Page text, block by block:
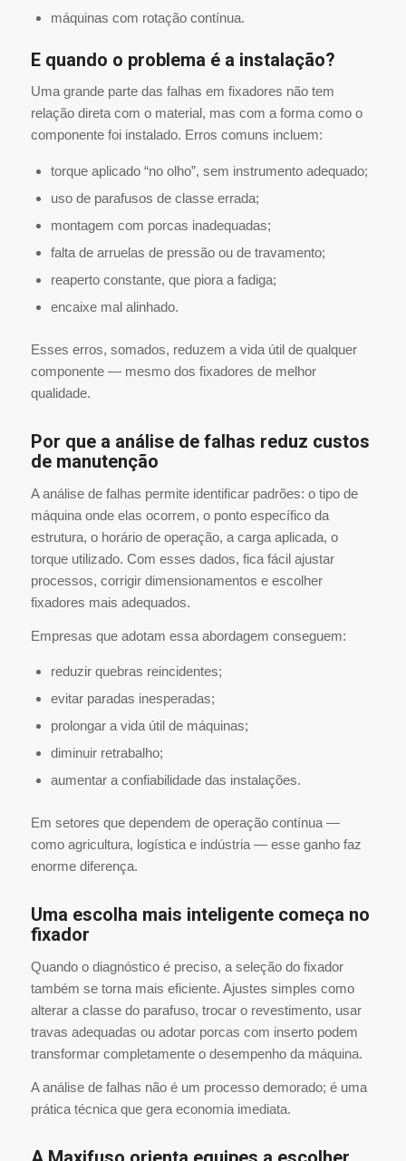
máquinas com rotação contínua.
E quando o problema é a instalação?
Uma grande parte das falhas em fixadores não tem
relação direta com o material, mas com a forma como o
componente foi instalado. Erros comuns incluem:
torque aplicado “no olho”, sem instrumento adequado;
uso de parafusos de classe errada;
montagem com porcas inadequadas;
falta de arruelas de pressão ou de travamento;
reaperto constante, que piora a fadiga;
encaixe mal alinhado.
Esses erros, somados, reduzem a vida útil de qualquer
componente — mesmo dos fixadores de melhor
qualidade.
Por que a análise de falhas reduz custos
de manutenção
A análise de falhas permite identificar padrões: o tipo de
máquina onde elas ocorrem, o ponto específico da
estrutura, o horário de operação, a carga aplicada, o
torque utilizado. Com esses dados, fica fácil ajustar
processos, corrigir dimensionamentos e escolher
fixadores mais adequados.
Empresas que adotam essa abordagem conseguem:
reduzir quebras reincidentes;
evitar paradas inesperadas;
prolongar a vida útil de máquinas;
diminuir retrabalho;
aumentar a confiabilidade das instalações.
Em setores que dependem de operação contínua —
como agricultura, logística e indústria — esse ganho faz
enorme diferença.
Uma escolha mais inteligente começa no
fixador
Quando o diagnóstico é preciso, a seleção do fixador
também se torna mais eficiente. Ajustes simples como
alterar a classe do parafuso, trocar o revestimento, usar
travas adequadas ou adotar porcas com inserto podem
transformar completamente o desempenho da máquina.
A análise de falhas não é um processo demorado; é uma
prática técnica que gera economia imediata.